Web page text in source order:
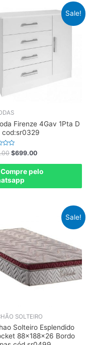
Sale!
Firenze 4Gav 1Pta D
cod:sr0329
$699.00
Compre pelo
Sale!
SOLTEIRO
Solteiro Esplendido
88x188x26 Bordo